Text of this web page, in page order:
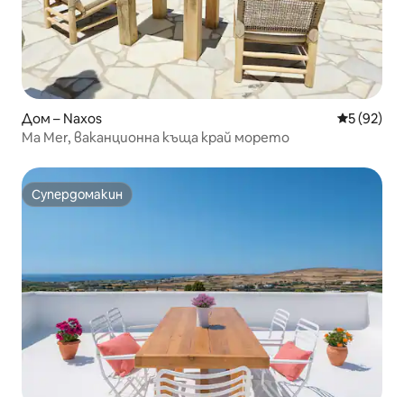
Дом – Naxos Средна
5 (92)
Ma Mer, ваканционна къща край морето
Супердомакин
Супердомакин